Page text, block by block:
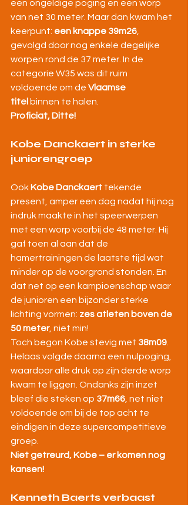
een ongeldige poging en een worp
van net 30 meter. Maar dan kwam het
keerpunt: een knappe 39m26
gevolgd door nog enkele degelijke
worpen rond de 37 meter. In de
categorie W35 was dit ruim
voldoende om de Vlaamse
titel binnen te halen.
Proficiat, Ditte!
Kobe Danckaert in sterke
juniorengroep
Ook Kobe Danckaert tekende
present, amper een dag nadat hij nog
indruk maakte in het speerwerpen
met een worp voorbij de 48 meter. Hij
gaf toen al aan dat de
hamertrainingen de laatste tijd wat
minder op de voorgrond stonden. En
dat net op een kampioenschap waar
de junioren een bijzonder sterke
lichting vormen: zes atleten boven de
50 meter, niet min!
Toch begon Kobe stevig met 38m09
Helaas volgde daarna een nulpoging,
waardoor alle druk op zijn derde worp
kwam te liggen. Ondanks zijn inzet
bleef die steken op 37m66 , net niet
voldoende om bij de top acht te
eindigen in deze supercompetitieve
groep.
Niet getreurd, Kobe – er komen nog
kansen!
Kenneth Baerts verbaast